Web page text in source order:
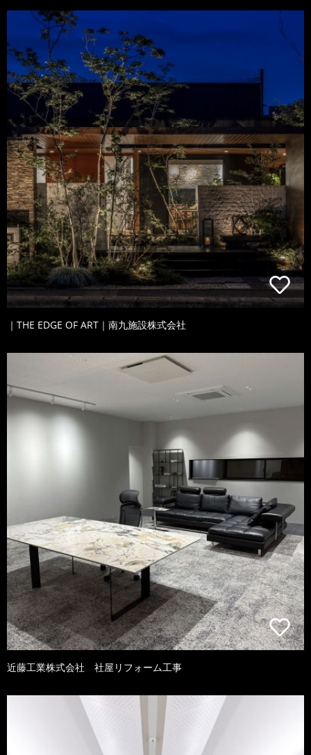
｜THE EDGE OF ART｜南九施設株式会社
近藤工業株式会社 社屋リフォーム工事